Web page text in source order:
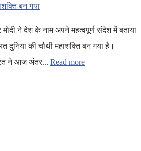
मोदी ने देश के नाम अपने महत्वपूर्ण संदेश में बताया
दुनिया की चौथी महाशक्ति बन गया है।
ने आज अंतर... Read more